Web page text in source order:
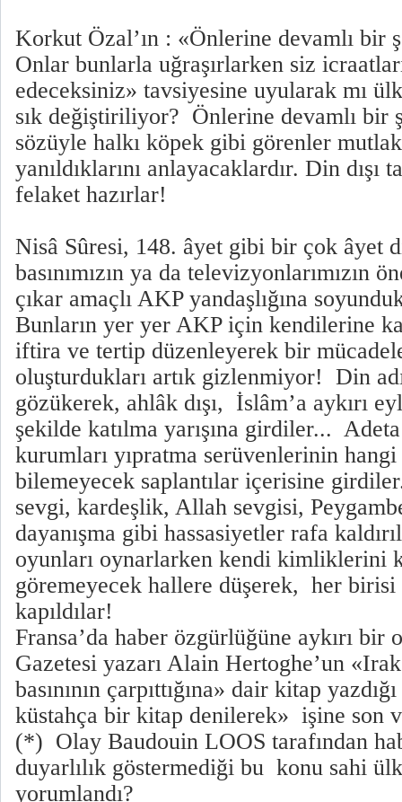
Korkut Özal’ın : «Önlerine devamlı bir
Onlar bunlarla uğraşırlarken siz
edeceksiniz» tavsiyesine uyularak mı
sık değiştiriliyor? Önlerine devamlı bir
sözüyle halkı köpek gibi görenler
yanıldıklarını anlayacaklardır. Din dışı
felaket hazırlar!
Nisâ Sûresi, 148. âyet gibi bir çok âyet
basınımızın ya da televizyonlarımızın
çıkar amaçlı AKP yandaşlığına
Bunların yer yer AKP için kendilerine
iftira ve tertip düzenleyerek bir
oluşturdukları artık gizlenmiyor! Din
gözükerek, ahlâk dışı, İslâm’a aykırı
şekilde katılma yarışına girdiler...
kurumları yıpratma serüvenlerinin
bilemeyecek saplantılar içerisine
sevgi, kardeşlik, Allah sevgisi,
dayanışma gibi hassasiyetler rafa
oyunları oynarlarken kendi kimliklerini
göremeyecek hallere düşerek, her birisi
kapıldılar!
Fransa’da haber özgürlüğüne aykırı
Gazetesi yazarı Alain Hertoghe’un «Irak
basınının çarpıttığına» dair kitap
küstahça bir kitap denilerek» işine son
(*) Olay Baudouin LOOS tarafından
duyarlılık göstermediği bu konu sahi
yorumlandı?